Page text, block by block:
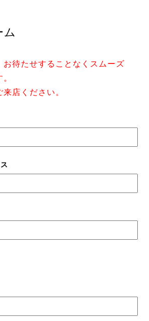
ム
お待たせすることなくスムーズ
店ください。